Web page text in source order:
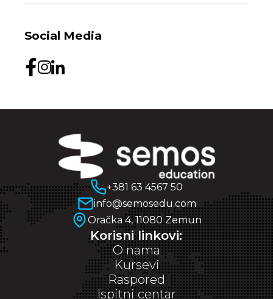
Social Media
+381 63 4567 50
info@semosedu.com
Oračka 4, 11080 Zemun
Korisni linkovi:
O nama
Kursevi
Raspored
Ispitni centar